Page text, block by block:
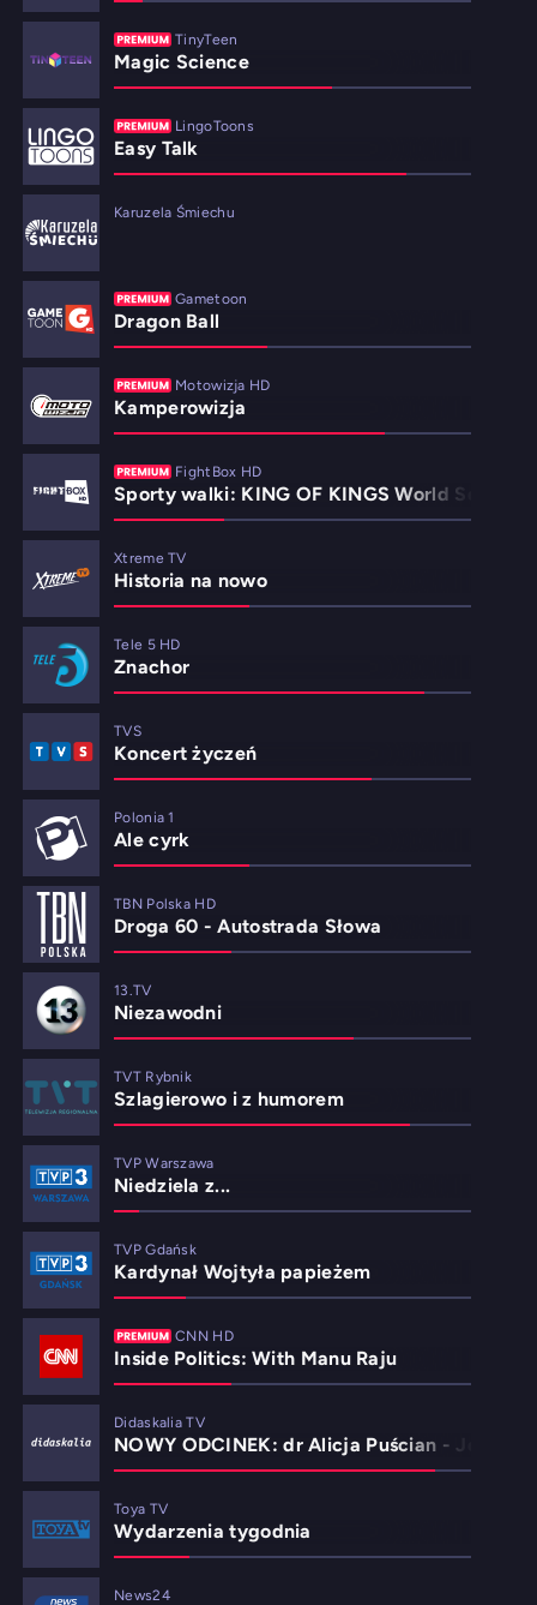
TinyTeen
Magic Science
LingoToons
Easy Talk
Karuzela Śmiechu
Gametoon
Dragon Ball
Motowizja HD
Kamperowizja
FightBox HD
Sporty walki: KING OF KINGS World Series
Xtreme TV
Historia na nowo
Tele 5 HD
Znachor
TVS
Koncert życzeń
Polonia 1
Ale cyrk
TBN Polska HD
Droga 60 - Autostrada Słowa
13.TV
Niezawodni
TVT Rybnik
Szlagierowo i z humorem
TVP Warszawa
Niedziela z...
TVP Gdańsk
Kardynał Wojtyła papieżem
CNN HD
Inside Politics: With Manu Raju
Didaskalia TV
NOWY ODCINEK: dr Alicja Puścian -
Toya TV
Wydarzenia tygodnia
News24